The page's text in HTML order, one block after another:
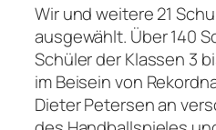
Wir und weitere 21
ausgewählt. Über 140
Schüler der Klassen 3
im Beisein von
Dieter Petersen an